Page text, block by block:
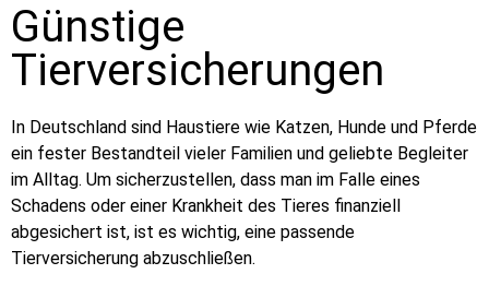
Günstige
Tierversicherungen
In Deutschland sind Haustiere wie Katzen, Hunde und Pferde
ein fester Bestandteil vieler Familien und geliebte Begleiter
im Alltag. Um sicherzustellen, dass man im Falle eines
Schadens oder einer Krankheit des Tieres finanziell
abgesichert ist, ist es wichtig, eine passende
Tierversicherung abzuschließen.